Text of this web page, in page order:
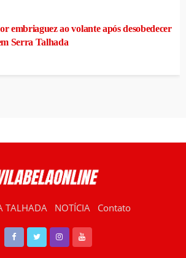
embriaguez ao volante após desobedecer
Serra Talhada
TALHADA NOTÍCIA Contato